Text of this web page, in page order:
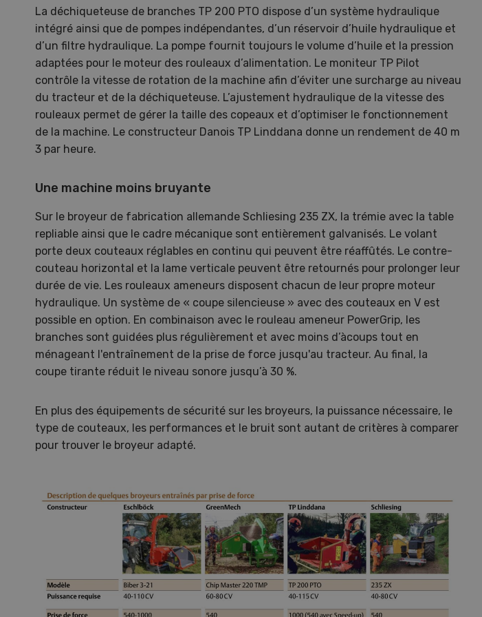
La déchiqueteuse de branches TP 200 PTO dispose d’un système hydraulique
intégré ainsi que de pompes indépendantes, d’un réservoir d’huile hydraulique et
d’un filtre hydraulique. La pompe fournit toujours le volume d’huile et la pression
adaptées pour le moteur des rouleaux d’alimentation. Le moniteur TP Pilot
contrôle la vitesse de rotation de la machine afin d’éviter une surcharge au niveau
du tracteur et de la déchiqueteuse. L’ajustement hydraulique de la vitesse des
rouleaux permet de gérer la taille des copeaux et d’optimiser le fonctionnement
de la machine. Le constructeur Danois TP Linddana donne un rendement de 40 m
3 par heure.
Une machine moins bruyante
Sur le broyeur de fabrication allemande Schliesing 235 ZX, la trémie avec la table
repliable ainsi que le cadre mécanique sont entièrement galvanisés. Le volant
porte deux couteaux réglables en continu qui peuvent être réaffûtés. Le contre-
couteau horizontal et la lame verticale peuvent être retournés pour prolonger leur
durée de vie. Les rouleaux ameneurs disposent chacun de leur propre moteur
hydraulique. Un système de « coupe silencieuse » avec des couteaux en V est
possible en option. En combinaison avec le rouleau ameneur PowerGrip, les
branches sont guidées plus régulièrement et avec moins d’àcoups tout en
ménageant l'entraînement de la prise de force jusqu'au tracteur. Au final, la
coupe tirante réduit le niveau sonore jusqu’à 30 %.
En plus des équipements de sécurité sur les broyeurs, la puissance nécessaire, le
type de couteaux, les performances et le bruit sont autant de critères à comparer
pour trouver le broyeur adapté.
10-11
Demo Days 2026
première suisse du nouveau
porteur à 8 roues.
EN SAVOIR PLUS
Galettes de lupin